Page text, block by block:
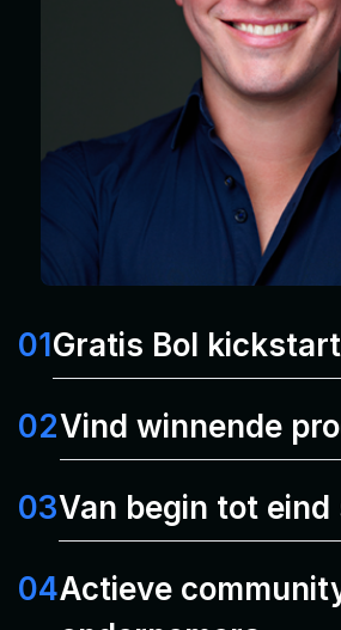
01Gratis Bol
02Vind winnende
03Van begin tot
04Actieve